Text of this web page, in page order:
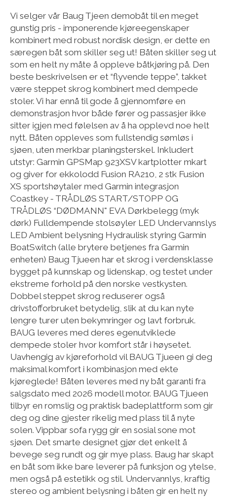
Vi selger vår Baug Tjeen demobåt til en meget
gunstig pris - imponerende kjøreegenskaper
kombinert med robust nordisk design, er dette en
særegen båt som skiller seg ut! Båten skiller seg ut
som en helt ny måte å oppleve båtkjøring på. Den
beste beskrivelsen er et “flyvende teppe”, takket
være steppet skrog kombinert med dempede
stoler. Vi har ennå til gode å gjennomføre en
demonstrasjon hvor både fører og passasjer ikke
sitter igjen med følelsen av å ha opplevd noe helt
nytt. Båten oppleves som fullstendig sømløs i
sjøen, uten merkbar planingsterskel. Inkludert
utstyr: Garmin GPSMap 923XSV kartplotter mkart
og giver for ekkolodd Fusion RA210, 2 stk Fusion
XS sportshøytaler med Garmin integrasjon
Coastkey - TRÅDLØS START/STOPP OG
TRÅDLØS “DØDMANN" EVA Dørkbelegg (myk
dørk) Fulldempende stolsøyler LED Undervannslys
LED Ambient belysning Hydraulisk styring Garmin
BoatSwitch (alle brytere betjenes fra Garmin
enheten) Baug Tjueen har et skrog i verdensklasse
bygget på kunnskap og lidenskap, og testet under
ekstreme forhold på den norske vestkysten.
Dobbel steppet skrog reduserer også
drivstofforbruket betydelig, slik at du kan nyte
lengre turer uten bekymringer og lavt forbruk.
BAUG leveres med deres egenutviklede
dempede stoler hvor komfort står i høysetet.
Uavhengig av kjøreforhold vil BAUG Tjueen gi deg
maksimal komfort i kombinasjon med ekte
kjøreglede! Båten leveres med ny båt garanti fra
salgsdato med 2026 modell motor. BAUG Tjueen
tilbyr en romslig og praktisk badeplattform som gir
deg og dine gjester rikelig med plass til å nyte
solen. Vippbar sofa rygg gir en sosial sone mot
sjøen. Det smarte designet gjør det enkelt å
bevege seg rundt og gir mye plass. Baug har skapt
en båt som ikke bare leverer på funksjon og ytelse,
men også på estetikk og stil. Undervannlys, kraftig
stereo og ambient belysning i båten gir en helt ny